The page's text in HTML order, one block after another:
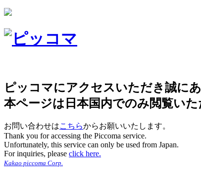
ピッコマにアクセスいただき誠に
本ページは日本国内でのみ閲覧いた
お問い合わせはこちらからお願いいたします。
Thank you for accessing the Piccoma service.
Unfortunately, this service can only be used from Japan.
For inquiries, please click here.
Kakao piccoma Corp.